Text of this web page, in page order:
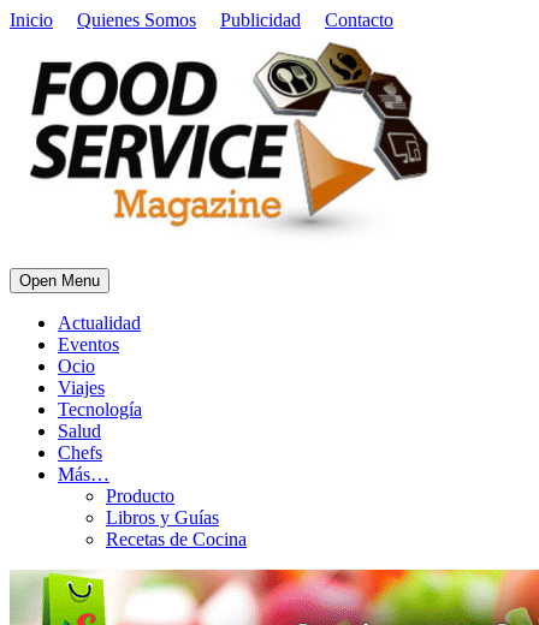
Inicio Quienes Somos Publicidad Contacto
Open Menu
Actualidad
Eventos
Ocio
Viajes
Tecnología
Salud
Chefs
Más…
Producto
Libros y Guías
Recetas de Cocina